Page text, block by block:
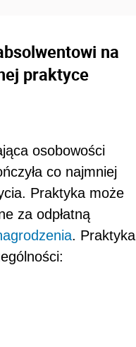
na
praktyce
osobowości
co najmniej
Praktyka może
za odpłatną
. Praktyka